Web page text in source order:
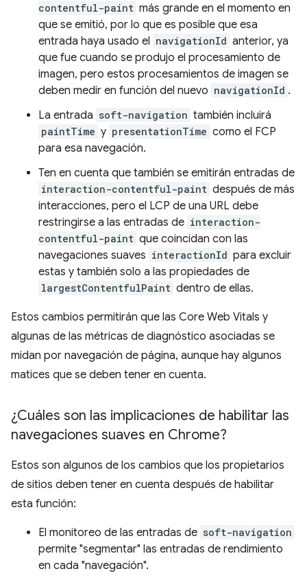
contentful-paint más grande en el momento en
que se emitió, por lo que es posible que esa
entrada haya usado el navigationId anterior, ya
que fue cuando se produjo el procesamiento de
imagen, pero estos procesamientos de imagen se
deben medir en función del nuevo navigationId .
La entrada soft-navigation también incluirá
paintTime y presentationTime como el FCP
para esa navegación.
Ten en cuenta que también se emitirán entradas de
interaction-contentful-paint después de más
interacciones, pero el LCP de una URL debe
restringirse a las entradas de interaction-
contentful-paint que coincidan con las
navegaciones suaves interactionId para excluir
estas y también solo a las propiedades de
largestContentfulPaint dentro de ellas.
Estos cambios permitirán que las Core Web Vitals y
algunas de las métricas de diagnóstico asociadas se
midan por navegación de página, aunque hay algunos
matices que se deben tener en cuenta.
¿Cuáles son las implicaciones de habilitar las
navegaciones suaves en Chrome?
Estos son algunos de los cambios que los propietarios
de sitios deben tener en cuenta después de habilitar
esta función:
El monitoreo de las entradas de soft-navigation
permite "segmentar" las entradas de rendimiento
en cada "navegación".